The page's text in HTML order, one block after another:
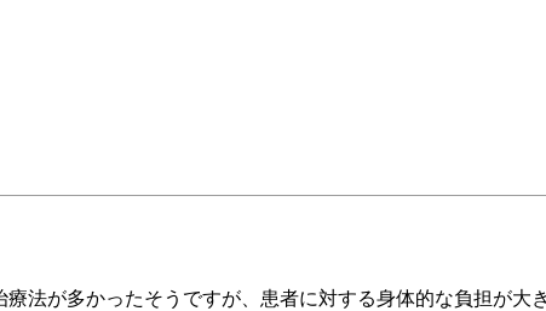
法が多かったそうですが、患者に対する身体的な負担が大